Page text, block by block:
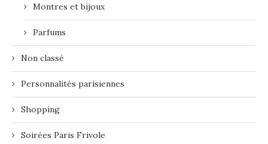
Montres et bijoux
Parfums
Non classé
Personnalités parisiennes
Shopping
Soirées Paris Frivole